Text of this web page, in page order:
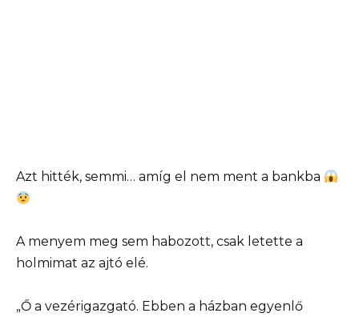
Azt hitték, semmi… amíg el nem ment a bankba
A menyem meg sem habozott, csak letette a
holmimat az ajtó elé.
„Ő a vezérigazgató. Ebben a házban egyenlő